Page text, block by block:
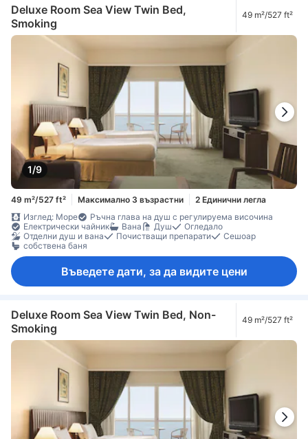
Deluxe Room Sea View Twin Bed,
Smoking
49 m²/527 ft²
1/9
49 m²/527 ft² Максимално 3 възрастни
2 Единични легла
Изглед: Море
Ръчна глава на душ с регулируема височина
Електрически чайник
Вана Душ
Огледало
Отделни душ и вана
Почистващи препарати
Сешоар
собствена баня
Въведете дати, за да видите цени
Deluxe Room Sea View Twin Bed, Non-
Smoking
49 m²/527 ft²